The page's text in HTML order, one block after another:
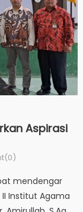
Aspirasi
mendengar
Institut Agama